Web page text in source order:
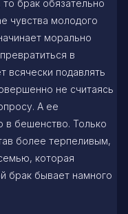
брак обязательно
чувства молодого
морально
в
всячески подавлять
не считаясь
А ее
в бешенство. Только
более терпеливым,
которая
брак бывает намного